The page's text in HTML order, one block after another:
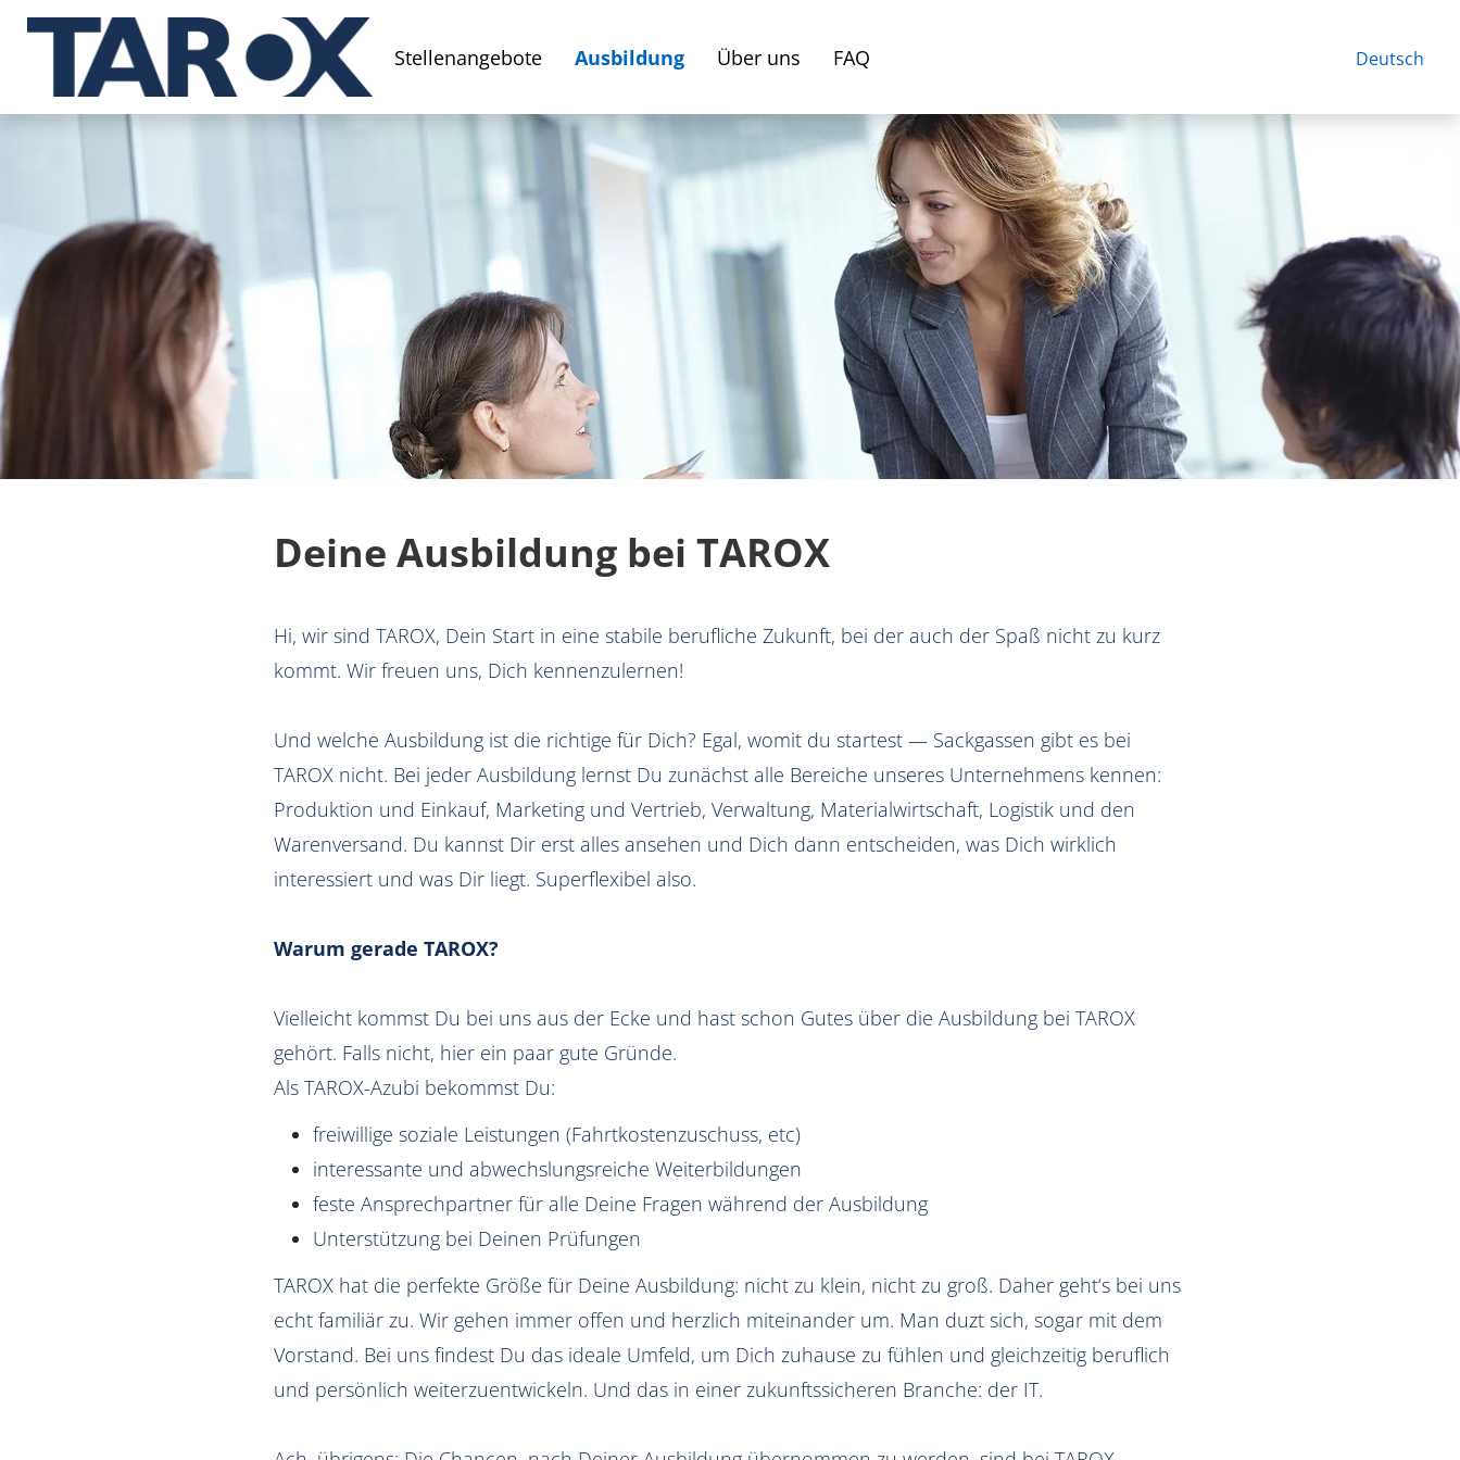
Deutsch
Stellenangebote Ausbildung Über uns FAQ
Deine Ausbildung bei TAROX
Hi, wir sind TAROX, Dein Start in eine stabile berufliche Zukunft, bei der auch der Spaß nicht zu kurz
kommt. Wir freuen uns, Dich kennenzulernen!
Und welche Ausbildung ist die richtige für Dich? Egal, womit du startest — Sackgassen gibt es bei
TAROX nicht. Bei jeder Ausbildung lernst Du zunächst alle Bereiche unseres Unternehmens kennen:
Produktion und Einkauf, Marketing und Vertrieb, Verwaltung, Materialwirtschaft, Logistik und den
Warenversand. Du kannst Dir erst alles ansehen und Dich dann entscheiden, was Dich wirklich
interessiert und was Dir liegt. Superflexibel also.
Warum gerade TAROX?
Vielleicht kommst Du bei uns aus der Ecke und hast schon Gutes über die Ausbildung bei TAROX
gehört. Falls nicht, hier ein paar gute Gründe.
Als TAROX-Azubi bekommst Du:
freiwillige soziale Leistungen (Fahrtkostenzuschuss, etc)
interessante und abwechslungsreiche Weiterbildungen
feste Ansprechpartner für alle Deine Fragen während der Ausbildung
Unterstützung bei Deinen Prüfungen
TAROX hat die perfekte Größe für Deine Ausbildung: nicht zu klein, nicht zu groß. Daher geht‘s bei uns
echt familiär zu. Wir gehen immer offen und herzlich miteinander um. Man duzt sich, sogar mit dem
Vorstand. Bei uns findest Du das ideale Umfeld, um Dich zuhause zu fühlen und gleichzeitig beruflich
und persönlich weiterzuentwickeln. Und das in einer zukunftssicheren Branche: der IT.